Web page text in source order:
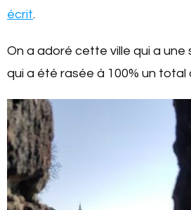
écrit.
On a adoré cette ville qui a une
qui a été rasée à 100% un total